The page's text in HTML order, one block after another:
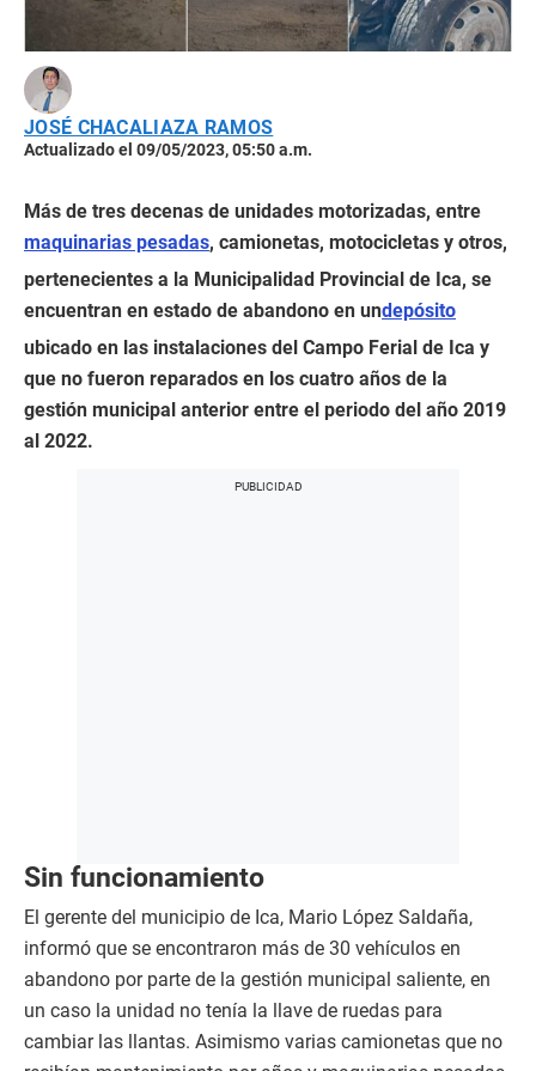
JOSÉ CHACALIAZA RAMOS
Actualizado el 09/05/2023, 05:50 a.m.
Más de tres decenas de unidades motorizadas, entre
maquinarias pesadas, camionetas, motocicletas y otros,
pertenecientes a la Municipalidad Provincial de Ica, se
encuentran en estado de abandono en undepósito
ubicado en las instalaciones del Campo Ferial de Ica y
que no fueron reparados en los cuatro años de la
gestión municipal anterior entre el periodo del año 2019
al 2022.
Sin funcionamiento
El gerente del municipio de Ica, Mario López Saldaña,
informó que se encontraron más de 30 vehículos en
abandono por parte de la gestión municipal saliente, en
un caso la unidad no tenía la llave de ruedas para
cambiar las llantas. Asimismo varias camionetas que no